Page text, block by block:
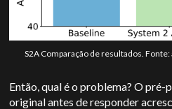
S2A Comparação de resultados. Fonte:
Então, qual é o problema? O
original antes de responder